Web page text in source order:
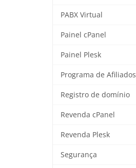
PABX Virtual
Painel cPanel
Painel Plesk
Programa de Afiliados
Registro de domínio
Revenda cPanel
Revenda Plesk
Segurança